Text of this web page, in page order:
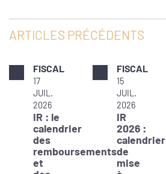
ARTICLES PRÉCÉDENTS
FISCAL
17
JUIL.
2026
IR : le
calendrier
des
remboursements
et
FISCAL
15
JUIL.
2026
IR
2026 :
calendrier
de
mise